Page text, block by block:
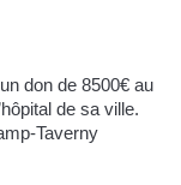
don de 8500€ au
de sa ville.
Taverny